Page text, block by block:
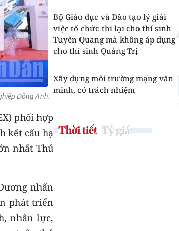
Đông Anh.
phối hợp
kết cấu hạ
nhất Thủ
nhấn
phát triển
nhân lực,
Bộ Giáo dục và Đào tạo lý giải
việc tổ chức thi lại cho thí sinh
Tuyên Quang mà không áp dụng
cho thí sinh Quảng Trị
Xây dựng môi trường mạng văn
minh, có trách nhiệm
Thời tiết Tỷ giá